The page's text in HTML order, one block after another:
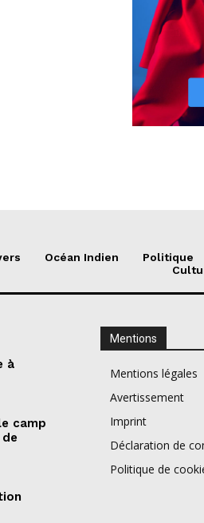
Océan Indien Politique
à
camp
Mentions
Mentions légales
Avertissement
Imprint
Déclaration de
Politique de